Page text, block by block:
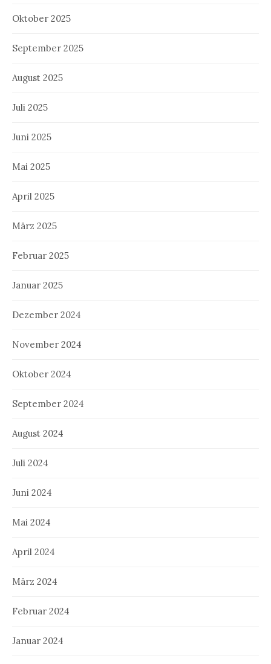
Oktober 2025
September 2025
August 2025
Juli 2025
Juni 2025
Mai 2025
April 2025
März 2025
Februar 2025
Januar 2025
Dezember 2024
November 2024
Oktober 2024
September 2024
August 2024
Juli 2024
Juni 2024
Mai 2024
April 2024
März 2024
Februar 2024
Januar 2024